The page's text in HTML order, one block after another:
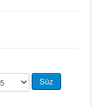
Süz